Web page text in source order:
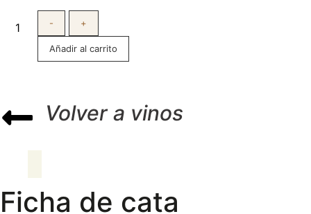
- +
Añadir al carrito
Volver a vinos
Ficha de cata